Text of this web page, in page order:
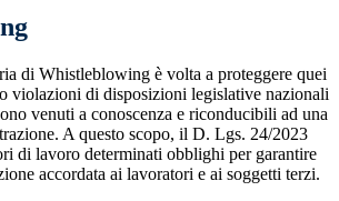
di Whistleblowing è volta a proteggere quei
violazioni di disposizioni legislative nazionali
venuti a conoscenza e riconducibili ad una
A questo scopo, il D. Lgs. 24/2023
di lavoro determinati obblighi per garantire
accordata ai lavoratori e ai soggetti terzi.